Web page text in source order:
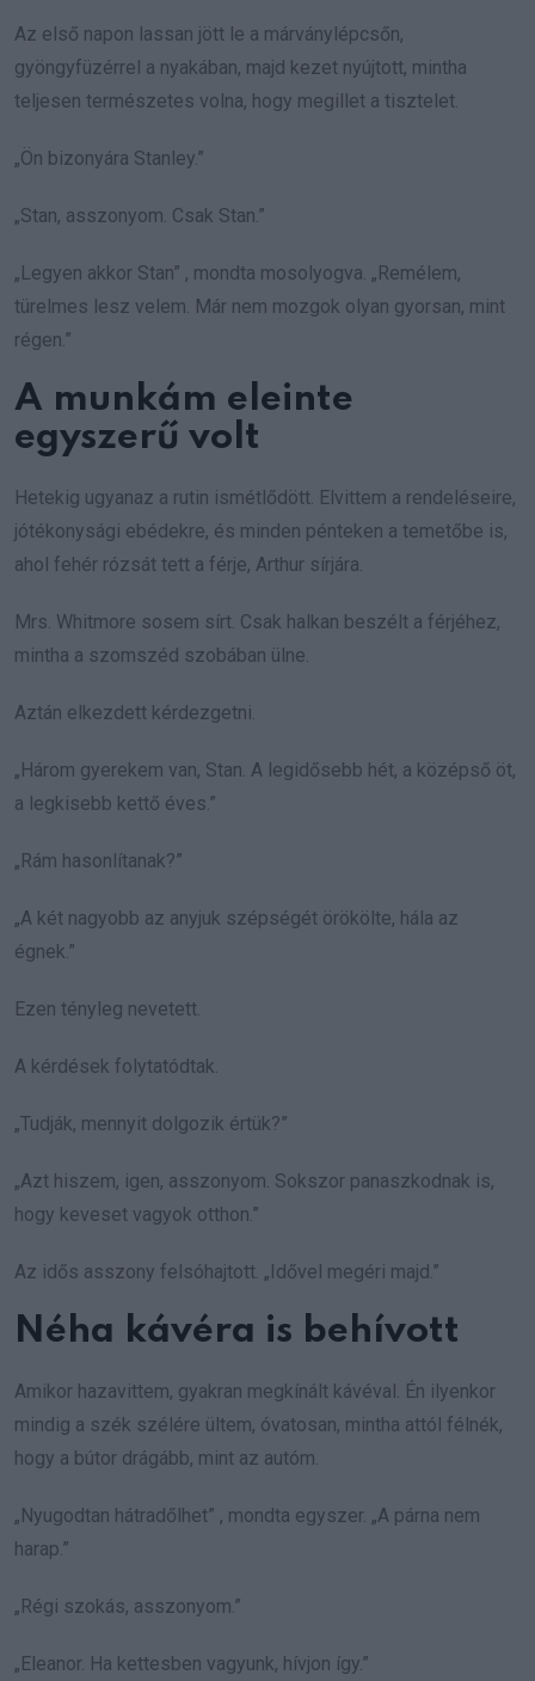
Az első napon lassan jött le a márványlépcsőn,
gyöngyfüzérrel a nyakában, majd kezet nyújtott, mintha
teljesen természetes volna, hogy megillet a tisztelet.
„Ön bizonyára Stanley.”
„Stan, asszonyom. Csak Stan.”
„Legyen akkor Stan” , mondta mosolyogva. „Remélem,
türelmes lesz velem. Már nem mozgok olyan gyorsan, mint
régen.”
A munkám eleinte
egyszerű volt
Hetekig ugyanaz a rutin ismétlődött. Elvittem a rendeléseire,
jótékonysági ebédekre, és minden pénteken a temetőbe is,
ahol fehér rózsát tett a férje, Arthur sírjára.
Mrs. Whitmore sosem sírt. Csak halkan beszélt a férjéhez,
mintha a szomszéd szobában ülne.
Aztán elkezdett kérdezgetni.
„Három gyerekem van, Stan. A legidősebb hét, a középső öt,
a legkisebb kettő éves.”
„Rám hasonlítanak?”
„A két nagyobb az anyjuk szépségét örökölte, hála az
égnek.”
Ezen tényleg nevetett.
A kérdések folytatódtak.
„Tudják, mennyit dolgozik értük?”
„Azt hiszem, igen, asszonyom. Sokszor panaszkodnak is,
hogy keveset vagyok otthon.”
Az idős asszony felsóhajtott. „Idővel megéri majd.”
Néha kávéra is behívott
Amikor hazavittem, gyakran megkínált kávéval. Én ilyenkor
mindig a szék szélére ültem, óvatosan, mintha attól félnék,
hogy a bútor drágább, mint az autóm.
„Nyugodtan hátradőlhet” , mondta egyszer. „A párna nem
harap.”
„Régi szokás, asszonyom.”
„Eleanor. Ha kettesben vagyunk, hívjon így.”